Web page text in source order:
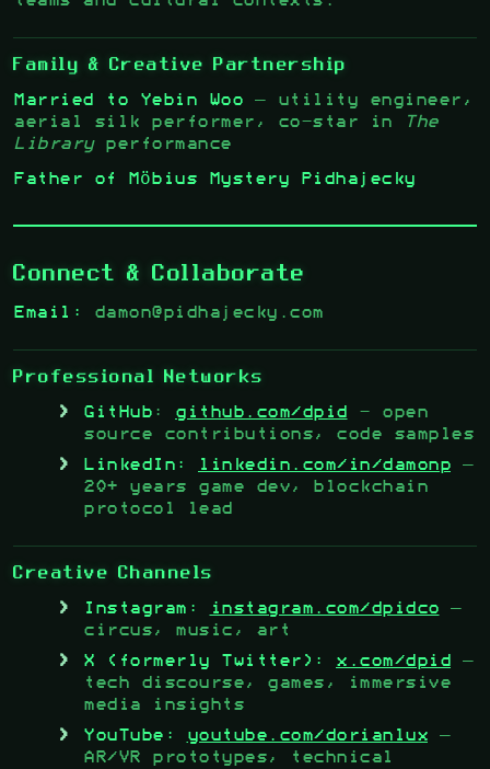
Family & Creative Partnership
Married to Yebin Woo — utility engineer,
aerial silk performer, co-star in
The
Libraryperformance
Father of Möbius Mystery Pidhajecky
Connect & Collaborate
Email: damon@pidhajecky.com
Professional Networks
GitHub : github.com/dpid
- open
source contributions, code samples
LinkedIn:
linkedin.com/in/damonp —
20+ years game dev, blockchain
protocol lead
Creative Channels
Instagram:
instagram.com/dpidco —
circus, music, art
X (formerly Twitter):
x.com/dpid
—
tech discourse, games, immersive
media insights
YouTube:
youtube.com/dorianlux —
AR/VR prototypes, technical